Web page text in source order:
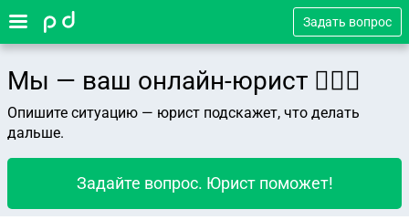
Задать вопрос
Мы — ваш онлайн-юрист 👨🏻‍⚖️
Опишите ситуацию — юрист подскажет, что делать
дальше.
Задайте вопрос. Юрист поможет!